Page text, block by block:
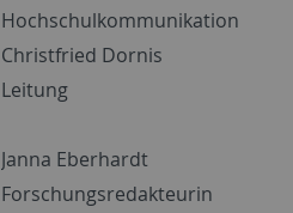
Hochschulkommunikation
Christfried Dornis
Leitung
Janna Eberhardt
Forschungsredakteurin